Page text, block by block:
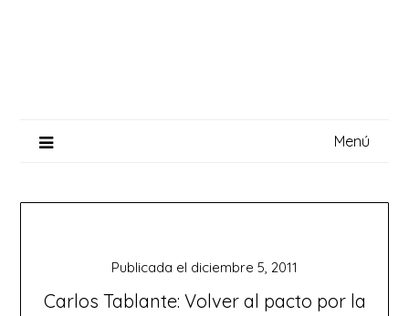
Menú
Carlos Tablante: Volver al pacto por la
Publicada el diciembre 5, 2011